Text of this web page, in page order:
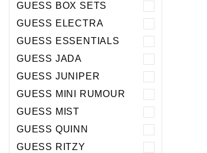
GUESS BOX SETS
GUESS ELECTRA
GUESS ESSENTIALS
GUESS JADA
GUESS JUNIPER
GUESS MINI RUMOUR
GUESS MIST
GUESS QUINN
GUESS RITZY